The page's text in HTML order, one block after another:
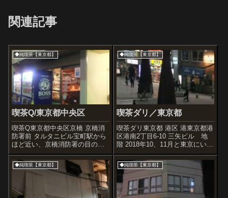
関連記事
◆純喫茶【東京都】
喫茶Q/東京都中央区
喫茶Q東京都中央区京橋 京橋消
防署前 タルタニビル宝町駅から
ほど近い、京橋消防署の目の前
にある面白い店名の喫茶さん。
私の場合は、特撮『ウルトラ
Q』をどうしても思い出してし
まうのだけど、本当はご兄弟が
久という寿司屋をやっているこ
とに由来してい...
◆純喫茶【東京都】
喫茶ダリ／東京都
喫茶ダリ東京都 港区 港東京都港
区港南2丁目6-10 三矢ビル 地
階 2018年10、11月と東京にいた
のですが、品川駅周辺を散策。
品川って大きな会社が多いので
ほぼほぼ無機質なビルしかない
イメージ。想像どおり、ありえ
ないほどの数の人波にもま...
◆純喫茶【東京都】 ◆純喫茶【東京都】